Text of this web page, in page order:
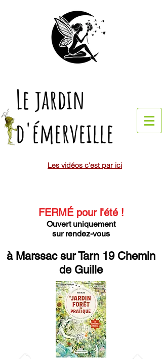
Le jardin
d'émerveille
Les vidéos c'est par ici
FERMÉ pour l'été!
Ouvert uniquement
sur rendez-vous
à Marssac sur Tarn 19 Chemin
de Guille